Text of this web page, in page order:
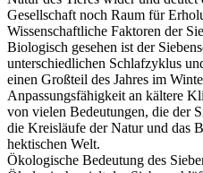
Gesellschaft noch Raum für
Wissenschaftliche Faktoren der
Biologisch gesehen ist der
unterschiedlichen Schlafzyklus
einen Großteil des Jahres im
Anpassungsfähigkeit an kältere
von vielen Bedeutungen, die der
die Kreisläufe der Natur und das
hektischen Welt.
Ökologische Bedeutung des